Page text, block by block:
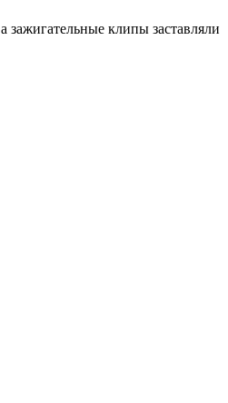
клипы заставляли